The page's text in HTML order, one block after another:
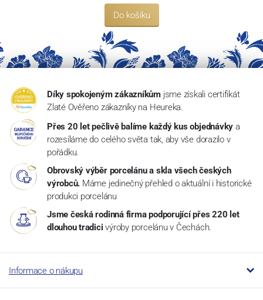
Do košíku
Díky spokojeným zákazníkům jsme získali certifikát
Zlaté Ověřeno zákazníky na Heureka.
Přes 20 let pečlivě balíme každý kus objednávky a
rozesíláme do celého světa tak, aby vše dorazilo v
pořádku.
Obrovský výběr porcelánu a skla všech českých
výrobců. Máme jedinečný přehled o aktuální i historické
produkci porcelánu
Jsme česká rodinná firma podporující přes 220 let
dlouhou tradici výroby porcelánu v Čechách.
Informace o nákupu